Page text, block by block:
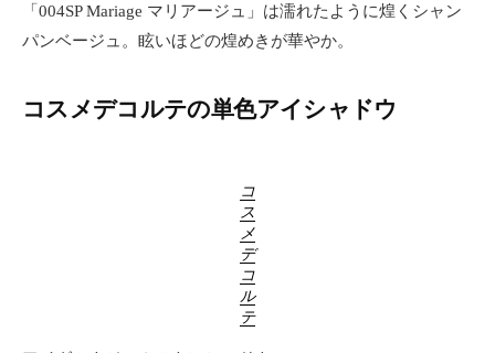
「004SP Mariage マリアージュ」は濡れたように煌くシャン
パンベージュ。眩いほどの煌めきが華やか。
コスメデコルテの単色アイシャドウ
コ
ス
メ
デ
コ
ル
テ